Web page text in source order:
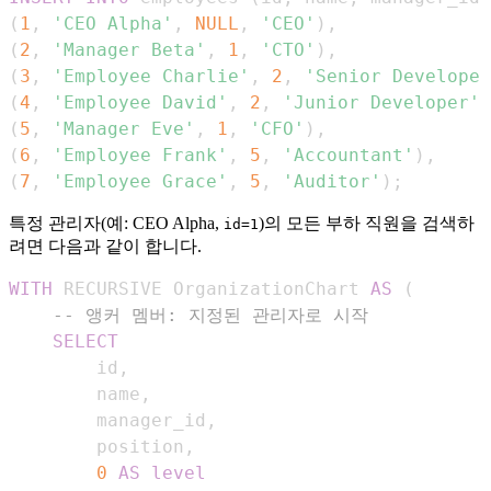
( 1 , 'CEO Alpha' , NULL , 'CEO' ) ,
( 2 , 'Manager Beta' , 1 , 'CTO' ) ,
( 3 , 'Employee Charlie' , 2 ,
'Senior
(4 , 'Employee David' , 2 , 'Junior Developer'
( 5 , 'Manager Eve' , 1 , 'CFO' ) ,
( 6 , 'Employee Frank' , 5 , 'Accountant' ) ,
( 7 , 'Employee Grace' , 5 , 'Auditor' ) ;
특정 관리자(예: CEO Alpha, id=1 )의 모든 부하 직원을 검색하
려면 다음과 같이 합니다.
WITH RECURSIVE OrganizationChart AS
(
-- 앵커 멤버: 지정된 관리자로 시작
SELECT
        id
,
        name
,
        manager_id
,
        position
,
0 AS
level